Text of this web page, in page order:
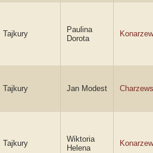
Tajkury
Paulina
Dorota
Tajkury Jan Modest
Tajkury
Wiktoria
Helena